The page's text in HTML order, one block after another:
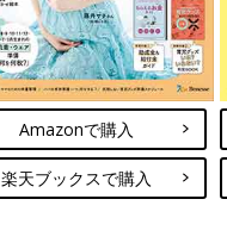
Amazonで購入
楽天ブックスで購入